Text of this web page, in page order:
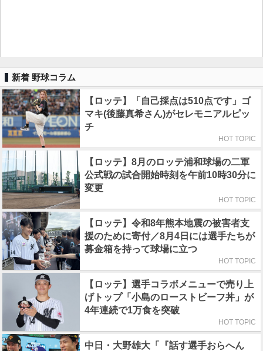
新着 野球コラム
【ロッテ】「自己採点は510点です」ゴ
マキ(後藤真希さん)がセレモニアルピッ
チ
HOT TOPIC
【ロッテ】8月のロッテ浦和球場の二軍
公式戦の試合開始時刻を午前10時30分に
変更
HOT TOPIC
【ロッテ】令和8年熊本地震の被害者支
援のために寄付／8月4日には選手たちが
募金箱を持って球場に立つ
HOT TOPIC
【ロッテ】選手コラボメニューで売り上
げトップ「小島のローストビーフ丼」が
4年連続で1万食を突破
HOT TOPIC
中日・大野雄大「『話す選手おらへん